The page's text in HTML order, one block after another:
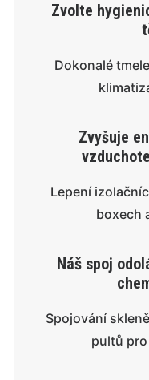
Zvolte
Dokonalé
Zvyšuje
Lepení
boxech
Náš spoj
Spojování
pultů